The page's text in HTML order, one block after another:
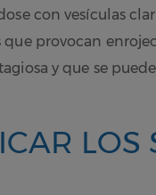
con vesículas
que provocan
y que se
LOS